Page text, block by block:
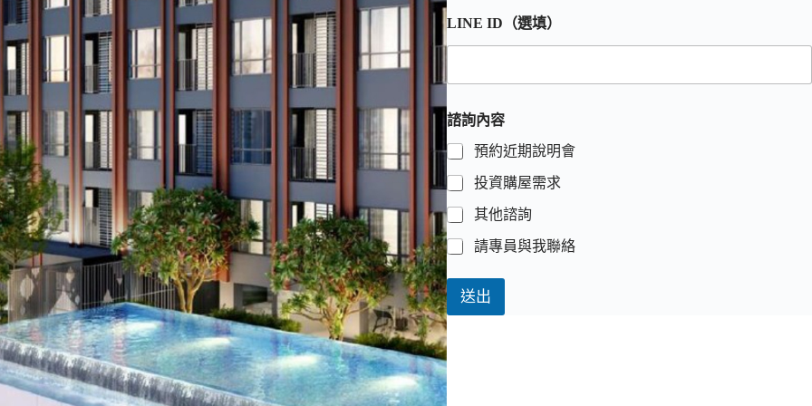
LINE ID（選填）
諮詢內容
預約近期說明會
投資購屋需求
其他諮詢
請專員與我聯絡
送出